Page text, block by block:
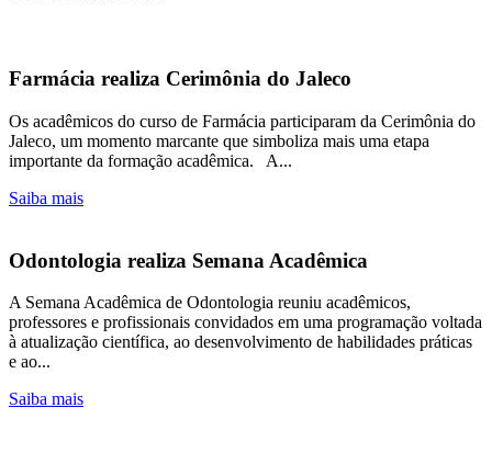
Farmácia realiza Cerimônia do Jaleco
Os acadêmicos do curso de Farmácia participaram da Cerimônia do
Jaleco, um momento marcante que simboliza mais uma etapa
importante da formação acadêmica. A...
Saiba mais
Odontologia realiza Semana Acadêmica
A Semana Acadêmica de Odontologia reuniu acadêmicos,
professores e profissionais convidados em uma programação voltada
à atualização científica, ao desenvolvimento de habilidades práticas
e ao...
Saiba mais